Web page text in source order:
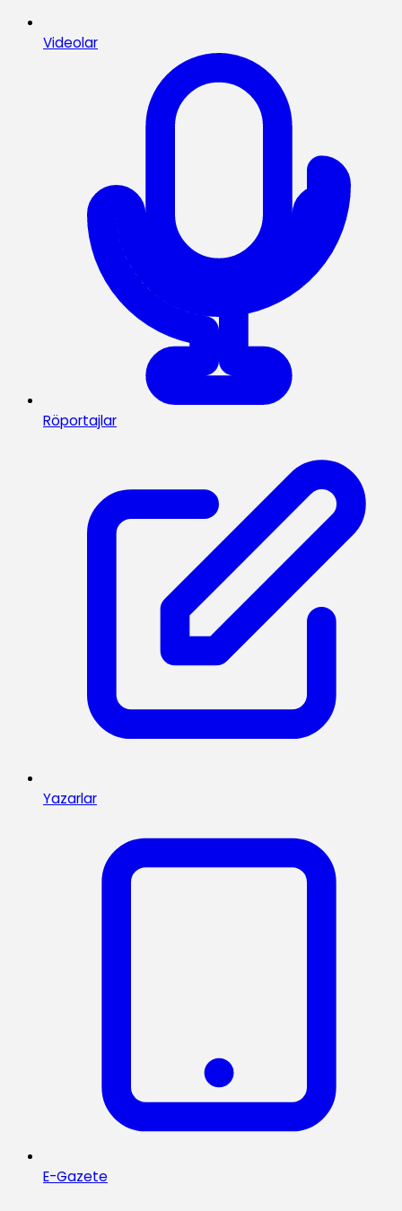
Videolar
Röportajlar
Yazarlar
E-Gazete